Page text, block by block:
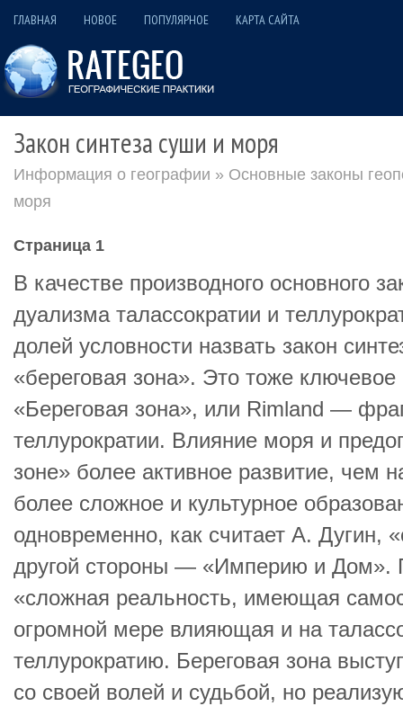
ГЛАВНАЯ НОВОЕ ПОПУЛЯРНОЕ КАРТА САЙТА
Закон синтеза суши и моря
Информация о географии » Основные законы
моря
Страница 1
В качестве производного основного
дуализма талассократии и
долей условности назвать закон
«береговая зона». Это тоже ключевое
«Береговая зона», или Rimland —
теллурократии. Влияние моря и
зоне» более активное развитие, чем
более сложное и культурное
одновременно, как считает А. Дугин,
другой стороны — «Империю и Дом».
«сложная реальность, имеющая
огромной мере влияющая и на
теллурократию. Береговая зона
со своей волей и судьбой, но